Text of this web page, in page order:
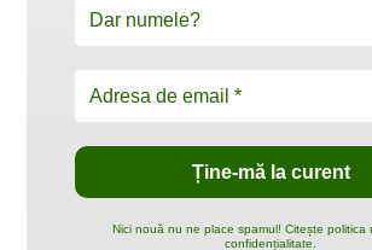
Nici nouă nu ne place spamul! Citește politica
confidențialitate.